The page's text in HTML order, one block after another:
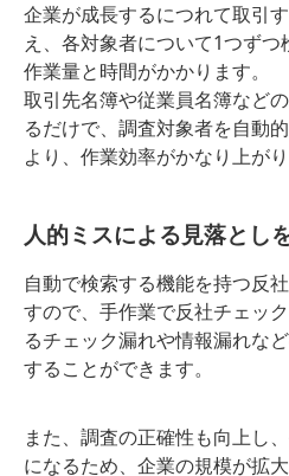
企業が成長するにつれて取引
え、各対象者について1つず
作業量と時間がかかります。
取引先名簿や従業員名簿など
るだけで、調査対象者を自動
より、作業効率がかなり上がり
人的ミスによる見落とし
自動で検索する機能を持つ反
すので、手作業で反社チェッ
るチェック漏れや情報漏れな
することができます。
また、調査の正確性も向上し
になるため、企業の規模が拡